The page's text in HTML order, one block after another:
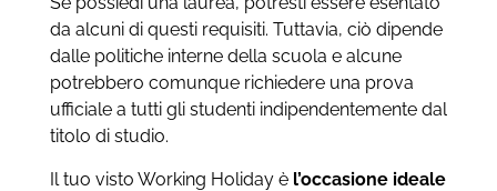
da alcuni di questi requisiti. Tuttavia, ciò dipende
dalle politiche interne della scuola e alcune
potrebbero comunque richiedere una prova
ufficiale a tutti gli studenti indipendentemente dal
titolo di studio.
Il tuo visto Working Holiday è l’occasione ideale